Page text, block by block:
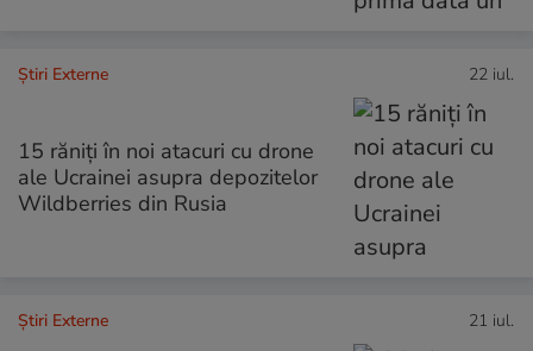
Știri Externe 22 iul.
15 răniți în noi atacuri cu drone
ale Ucrainei asupra depozitelor
Wildberries din Rusia
Știri Externe 21 iul.